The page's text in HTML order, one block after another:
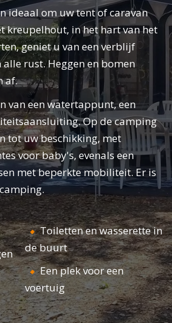
CAMPING
Côte
u nu
de
ideaal om uw tent of caravan
kreupelhout, in het hart van het
geniet u van een verblijf
rust. Heggen en bomen
af.
van een watertappunt, een
Op de camping
tot uw beschikking, met
voor baby's, evenals een
met beperkte mobiliteit. Er is
Toiletten en wasserette in
de buurt
Een plek voor een
voertuig